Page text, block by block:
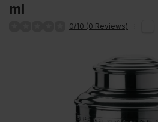
ml
0/10 (0 Reviews)